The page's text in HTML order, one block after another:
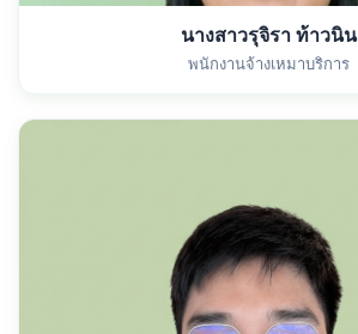
นางสาวรุจิรา ท้าวนิน
พนักงานจ้างเหมาบริการ